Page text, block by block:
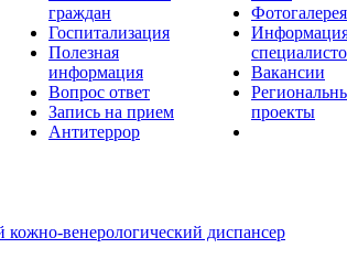
граждан
Госпитализация
Полезная
информация
Вопрос ответ
Запись на прием
Антитеррор
Фотогалерея
Вакансии
проекты